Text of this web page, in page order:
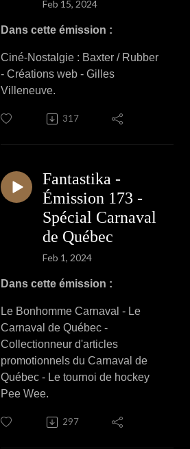
Feb 15, 2024
Dans cette émission :
Ciné-Nostalgie : Baxter / Rubber
- Créations web - Gilles
Villeneuve.
317
Fantastika -
Émission 173 -
Spécial Carnaval
de Québec
Feb 1, 2024
Dans cette émission :
Le Bonhomme Carnaval - Le
Carnaval de Québec -
Collectionneur d'articles
promotionnels du Carnaval de
Québec - Le tournoi de hockey
Pee Wee.
297